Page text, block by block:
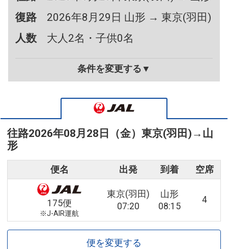
復路
2026年8月29日 山形 → 東京(羽田)
人数
大人2名・子供0名
条件を変更する▼
往路2026年08月28日（金） 東京(羽田) → 山
形
便名 出発 到着 空席
175便
※J-AIR運航
東京(羽田)
07:20
山形
08:15
4
便を変更する